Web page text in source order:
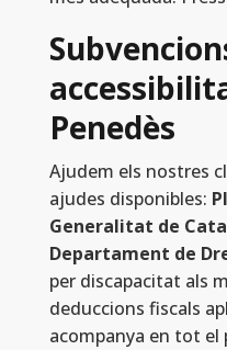
Penedès
Ajudem els nostres
ajudes disponibles:
Generalitat de
Departament de
per discapacitat als
deduccions fiscals
acompanya en tot el